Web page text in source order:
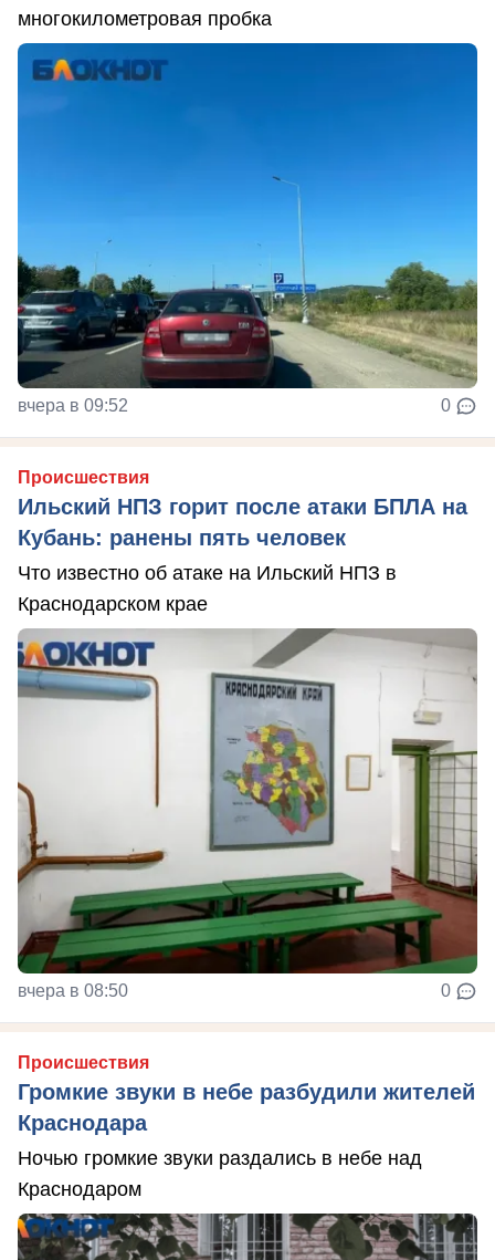
многокилометровая пробка
вчера в 09:52 0
Происшествия
Ильский НПЗ горит после атаки БПЛА на
Кубань: ранены пять человек
Что известно об атаке на Ильский НПЗ в
Краснодарском крае
вчера в 08:50 0
Происшествия
Громкие звуки в небе разбудили жителей
Краснодара
Ночью громкие звуки раздались в небе над
Краснодаром